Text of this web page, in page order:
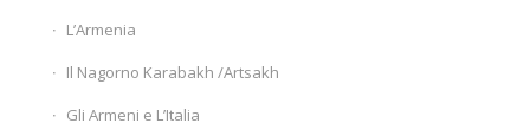
L’Armenia
Il Nagorno Karabakh /Artsakh
Gli Armeni e L’Italia